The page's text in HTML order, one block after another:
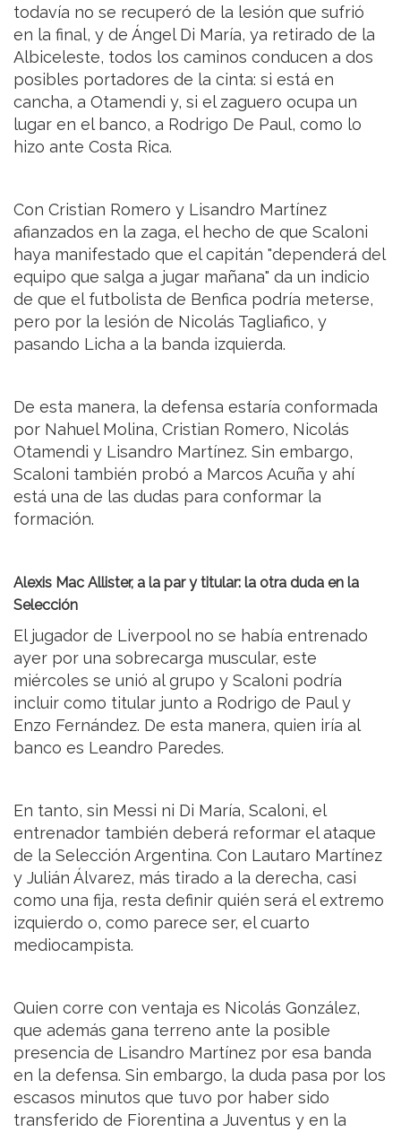
todavía no se recuperó de la lesión que sufrió
en la final, y de Ángel Di María, ya retirado de la
Albiceleste, todos los caminos conducen a dos
posibles portadores de la cinta: si está en
cancha, a Otamendi y, si el zaguero ocupa un
lugar en el banco, a Rodrigo De Paul, como lo
hizo ante Costa Rica.
Con Cristian Romero y Lisandro Martínez
afianzados en la zaga, el hecho de que Scaloni
haya manifestado que el capitán "dependerá del
equipo que salga a jugar mañana" da un indicio
de que el futbolista de Benfica podría meterse,
pero por la lesión de Nicolás Tagliafico, y
pasando Licha a la banda izquierda.
De esta manera, la defensa estaría conformada
por Nahuel Molina, Cristian Romero, Nicolás
Otamendi y Lisandro Martínez. Sin embargo,
Scaloni también probó a Marcos Acuña y ahí
está una de las dudas para conformar la
formación.
Alexis Mac Allister, a la par y titular: la otra duda en la
Selección
El jugador de Liverpool no se había entrenado
ayer por una sobrecarga muscular, este
miércoles se unió al grupo y Scaloni podría
incluir como titular junto a Rodrigo de Paul y
Enzo Fernández. De esta manera, quien iría al
banco es Leandro Paredes.
En tanto, sin Messi ni Di María, Scaloni, el
entrenador también deberá reformar el ataque
de la Selección Argentina. Con Lautaro Martínez
y Julián Álvarez, más tirado a la derecha, casi
como una fija, resta definir quién será el extremo
izquierdo o, como parece ser, el cuarto
mediocampista.
Quien corre con ventaja es Nicolás González,
que además gana terreno ante la posible
presencia de Lisandro Martínez por esa banda
en la defensa. Sin embargo, la duda pasa por los
escasos minutos que tuvo por haber sido
transferido de Fiorentina a Juventus y en la